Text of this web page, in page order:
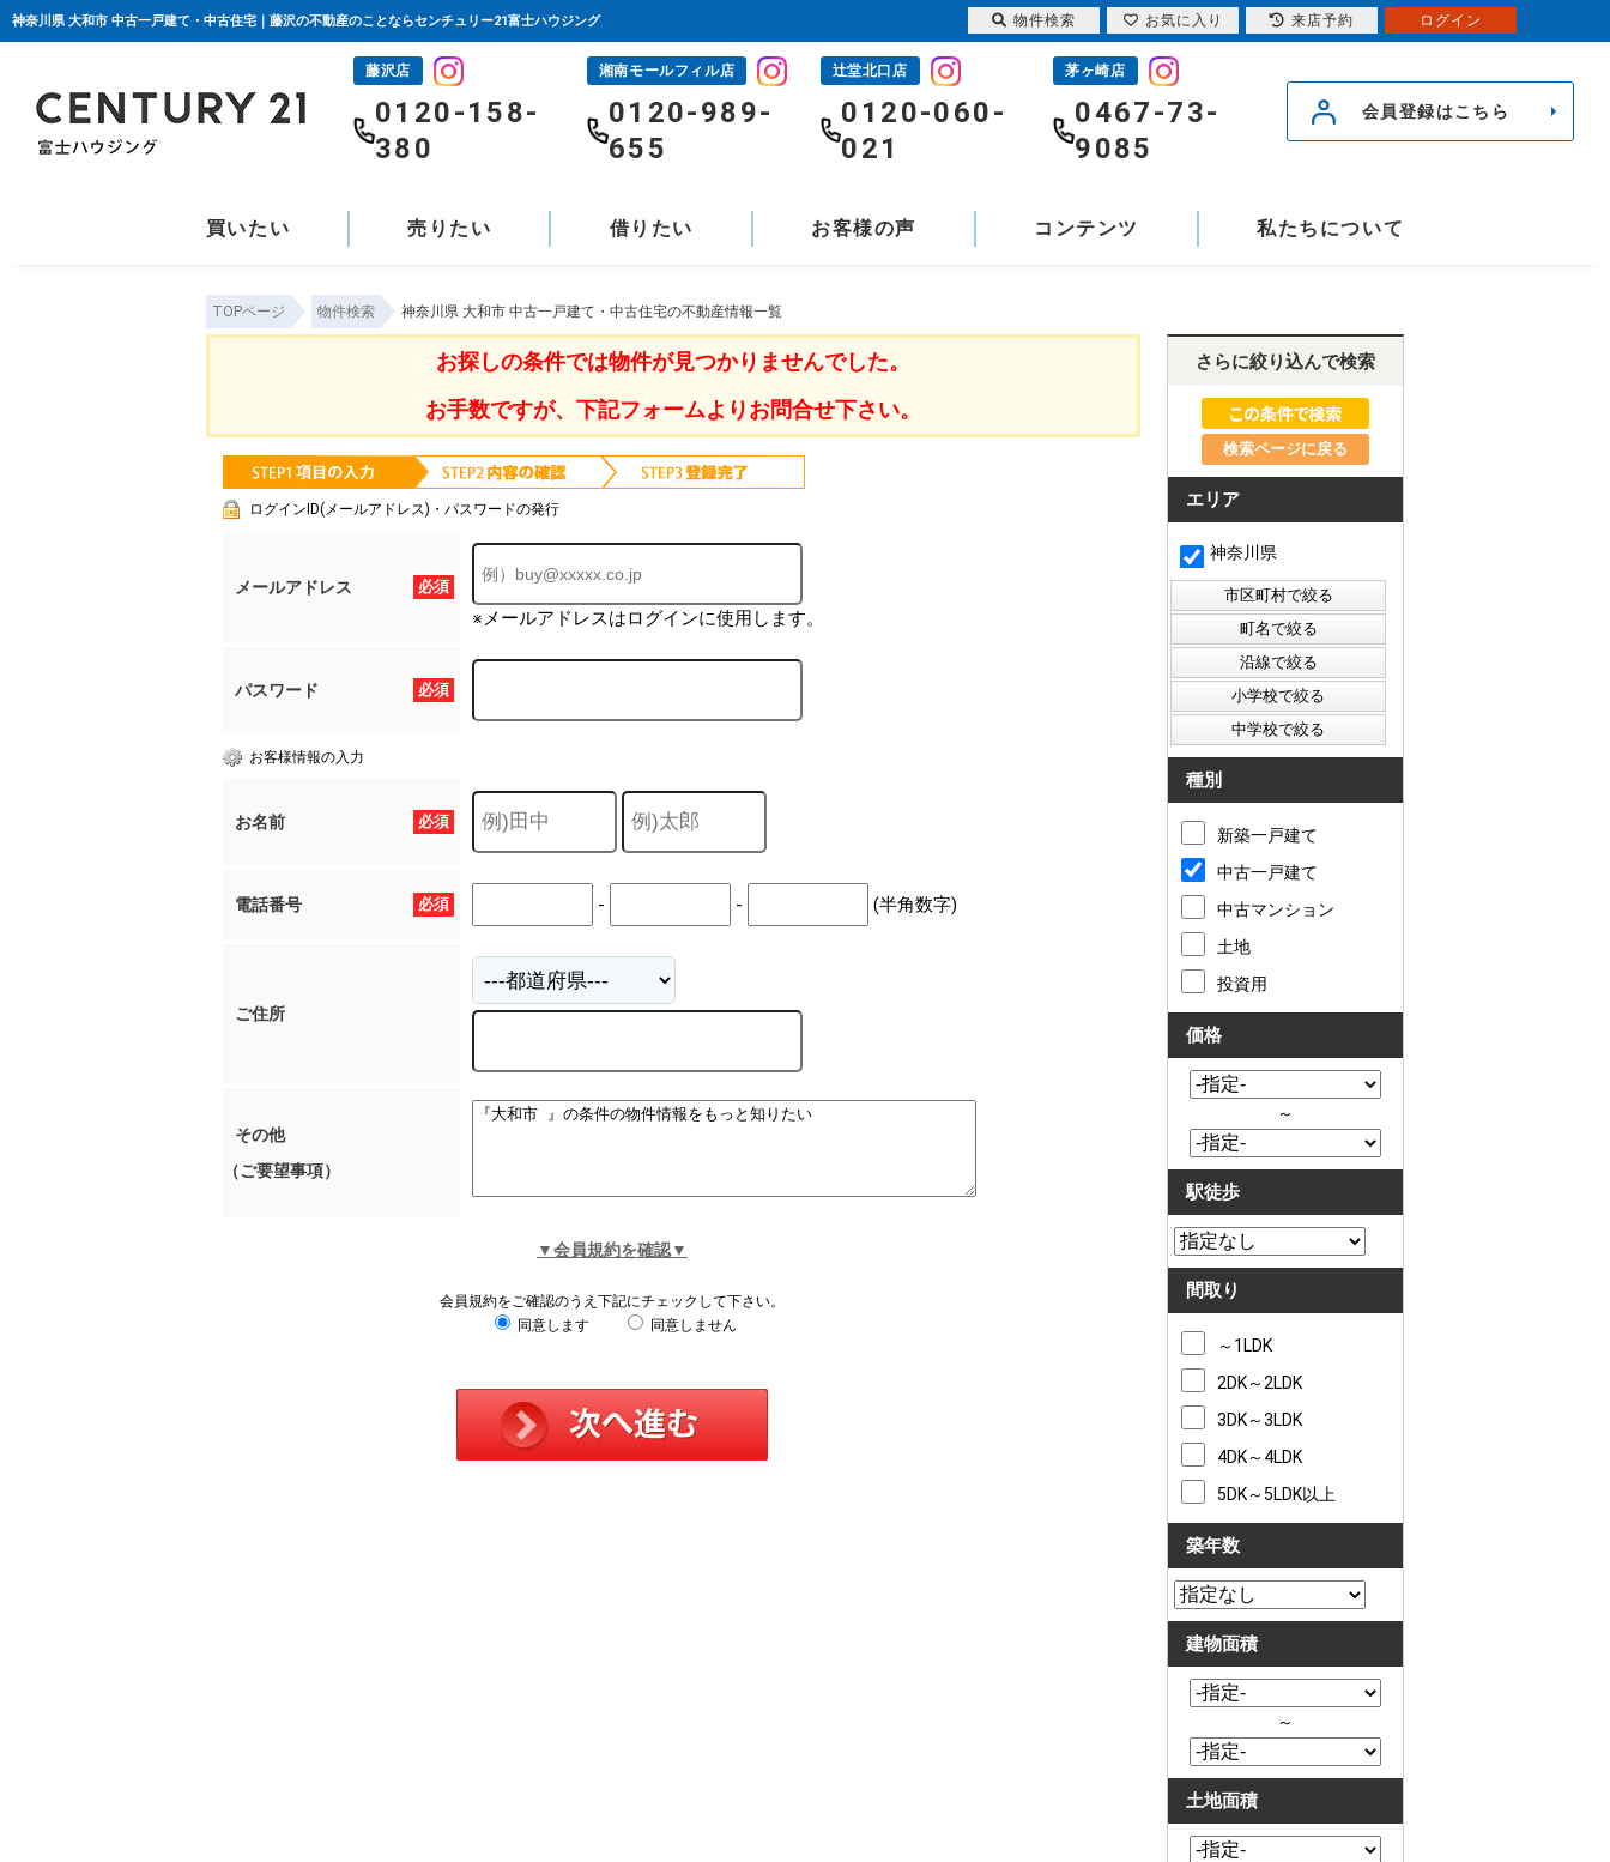
神奈川県 大和市 中古一戸建て・中古住宅｜藤沢の不動産のことならセンチュリー21富士ハウジング
藤沢店
0120-158-
380
湘南モールフィル店
0120-989-
655
辻堂北口店
0120-060-
021
茅ヶ崎店
0467-73-
9085
会員登録はこちら
買いたい 売りたい 借りたい お客様の声 コンテンツ 私たちについて
TOPページ 物件検索 神奈川県 大和市 中古一戸建て・中古住宅の不動産情報一覧
お探しの条件では物件が見つかりませんでした。
お手数ですが、下記フォームよりお問合せ下さい。
ログインID(メールアドレス)・パスワードの発行
必須
メールアドレス
※メールアドレスはログインに使用します。
必須
パスワード
お客様情報の入力
必須
お名前
必須
電話番号 - - (半角数字)
ご住所
その他
（ご要望事項）
▼会員規約を確認▼
会員規約をご確認のうえ下記にチェックして下さい。
同意します
同意しません
さらに絞り込んで検索
検索ページに戻る
エリア
神奈川県
種別
新築一戸建て
中古一戸建て
中古マンション
土地
投資用
価格
～
駅徒歩
間取り
～1LDK
2DK～2LDK
3DK～3LDK
4DK～4LDK
5DK～5LDK以上
築年数
建物面積
～
土地面積
物件検索 お気に入り 来店予約 ログイン